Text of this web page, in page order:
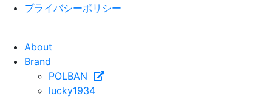
プライバシーポリシー
About
Brand
POLBAN
lucky1934